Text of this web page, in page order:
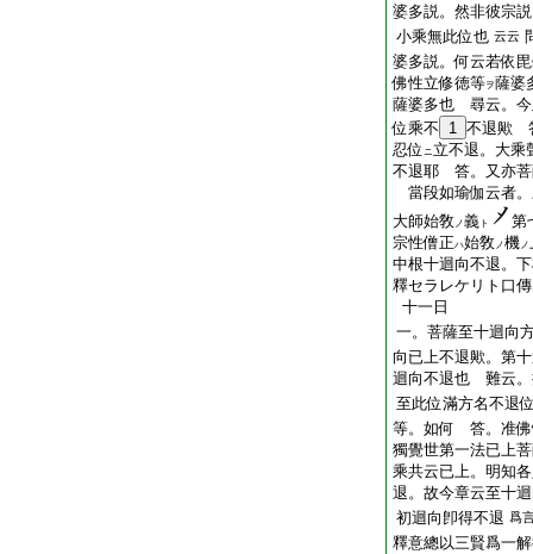
婆多説。然非彼宗
小乘無此位也 云云
婆多説。何云若依
佛性立修徳等ヲ薩婆
薩婆多也 尋云。今
位乘不
1 不退歟
忍位 ニ立不退。大乘
不退耶 答。又亦菩
當段如瑜伽云者
大師始敎 ノ義 ト
第
宗性僧正ハ始敎 ノ機ノ
中根十迴向不退。
釋セラレケリト口傳
十一日
一。菩薩至十迴向
向已上不退歟。第
迴向不退也 難云。
至此位滿方名不退
等。如何 答。准佛
獨覺世第一法已上
乘共云已上。明知
退。故今章云至十
初迴向卽得不退 爲
釋意總以三賢爲一